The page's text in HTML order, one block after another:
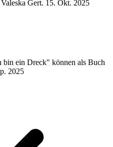
Gert. 15. Okt. 2025
bin ein Dreck" können als Buch
2025